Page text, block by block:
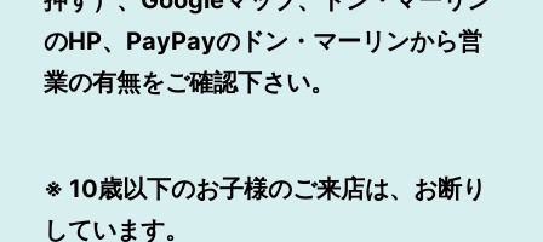
のHP、PayPayのドン・マーリンから営
業の有無をご確認下さい。
※ 10歳以下のお子様のご来店は、お断り
しています。